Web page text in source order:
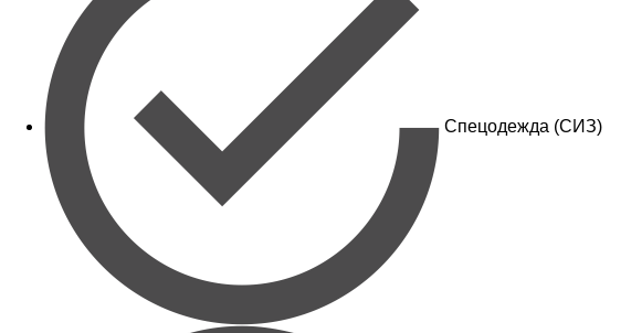
Спецодежда (СИЗ)